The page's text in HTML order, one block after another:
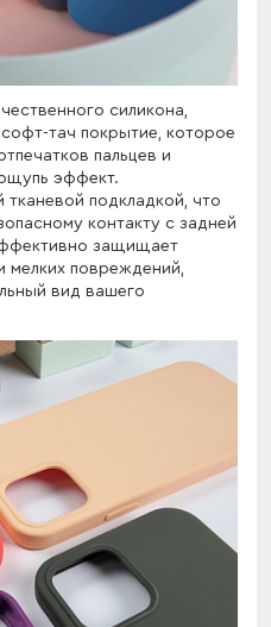
силикона,
тач покрытие, которое
пальцев и
эффект.
тканевой подкладкой, что
контакту с задней
защищает
мелких повреждений,
вид вашего